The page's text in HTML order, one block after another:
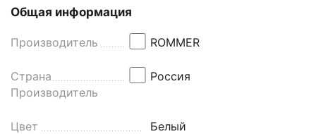
Общая информация
Производитель ROMMER
Страна
Производитель
Россия
Цвет Белый